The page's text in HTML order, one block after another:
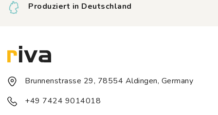
Produziert in Deutschland
Brunnenstrasse 29, 78554 Aldingen, Germany
+49 7424 9014018